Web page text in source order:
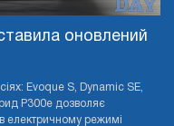
оновлений
Evoque S, Dynamic SE,
P300e дозволяє
електричному режимі